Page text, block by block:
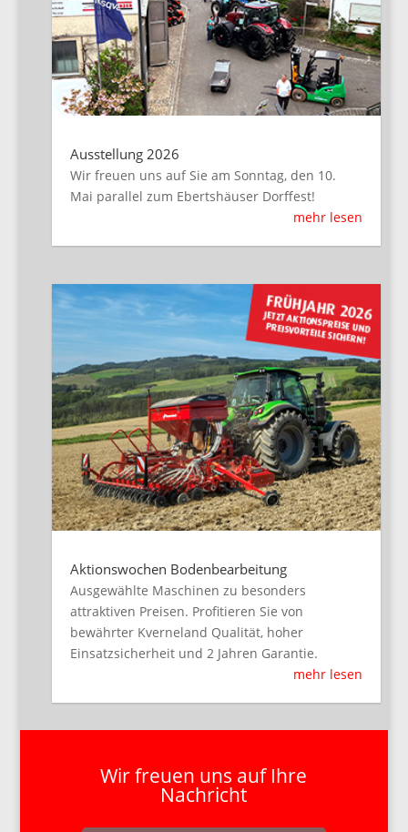
Ausstellung 2026
Wir freuen uns auf Sie am Sonntag, den 10.
Mai parallel zum Ebertshäuser Dorffest!
mehr lesen
Aktionswochen Bodenbearbeitung
Ausgewählte Maschinen zu besonders
attraktiven Preisen. Profitieren Sie von
bewährter Kverneland Qualität, hoher
Einsatzsicherheit und 2 Jahren Garantie.
mehr lesen
Wir freuen uns auf Ihre
Nachricht